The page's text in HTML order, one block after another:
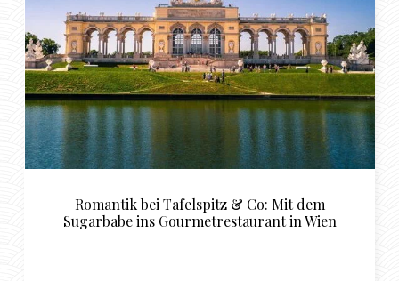
& Co: Mit dem
in Wien
Luxuriöse Restaurant
perfekte